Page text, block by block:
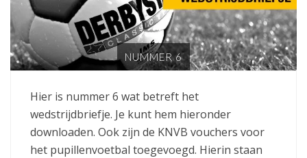
NUMMER 6
Hier is nummer 6 wat betreft het
wedstrijdbriefje. Je kunt hem hieronder
downloaden. Ook zijn de KNVB vouchers voor
het pupillenvoetbal toegevoegd. Hierin staan